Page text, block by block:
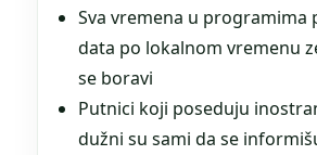
Sva vremena u programima
data po lokalnom vremenu
se boravi
Putnici koji poseduju
dužni su sami da se